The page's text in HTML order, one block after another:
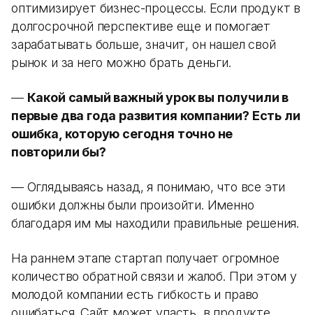
оптимизирует бизнес-процессы. Если продукт в
долгосрочной перспективе еще и помогает
зарабатывать больше, значит, он нашел свой
рынок и за него можно брать деньги.
— Какой самый важный урок вы получили в
первые два года развития компании? Есть ли
ошибка, которую сегодня точно не
повторили бы?
— Оглядываясь назад, я понимаю, что все эти
ошибки должны были произойти. Именно
благодаря им мы находили правильные решения.
На раннем этапе стартап получает огромное
количество обратной связи и жалоб. При этом у
молодой компании есть гибкость и право